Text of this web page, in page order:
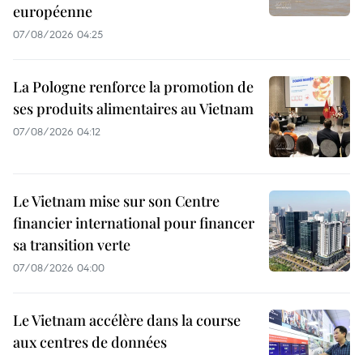
européenne
07/08/2026 04:25
La Pologne renforce la promotion de
ses produits alimentaires au Vietnam
07/08/2026 04:12
Le Vietnam mise sur son Centre
financier international pour financer
sa transition verte
07/08/2026 04:00
Le Vietnam accélère dans la course
aux centres de données